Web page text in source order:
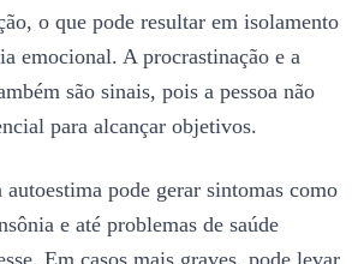
o que pode resultar em isolamento
emocional. A procrastinação e a
são sinais, pois a pessoa não
para alcançar objetivos.
pode gerar sintomas como
e até problemas de saúde
Em casos mais graves, pode levar